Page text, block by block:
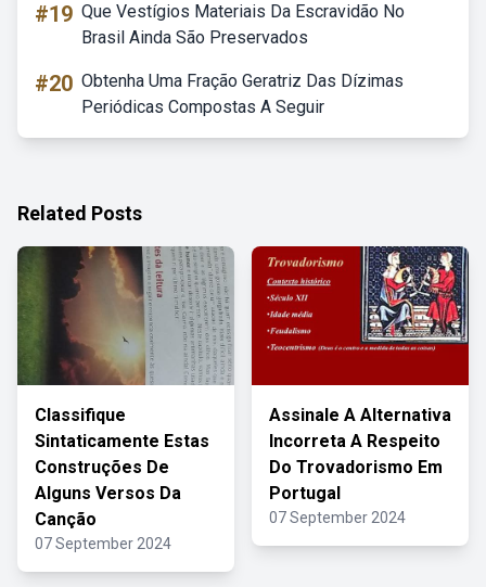
#19 Que Vestígios Materiais Da Escravidão No
Brasil Ainda São Preservados
#20 Obtenha Uma Fração Geratriz Das Dízimas
Periódicas Compostas A Seguir
Related Posts
Classifique
Sintaticamente Estas
Construções De
Alguns Versos Da
Canção
07 September 2024
Assinale A Alternativa
Incorreta A Respeito
Do Trovadorismo Em
Portugal
07 September 2024